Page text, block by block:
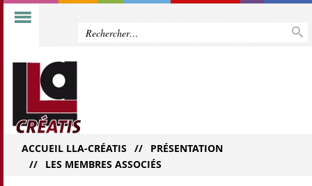
ACCUEIL LLA-CRÉATIS
PRÉSENTATION
LES MEMBRES ASSOCIÉS